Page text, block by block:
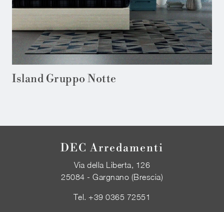
Island Gruppo Notte
DEC Arredamenti
Via della Liberta, 126
25084 - Gargnano (Brescia)
Tel.+39 0365 72551